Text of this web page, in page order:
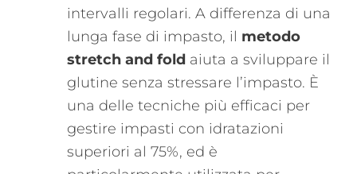
intervalli regolari. A differenza di una
lunga fase di impasto, il metodo
stretch and fold aiuta a sviluppare il
glutine senza stressare l’impasto. È
una delle tecniche più efficaci per
gestire impasti con idratazioni
superiori al 75%, ed è